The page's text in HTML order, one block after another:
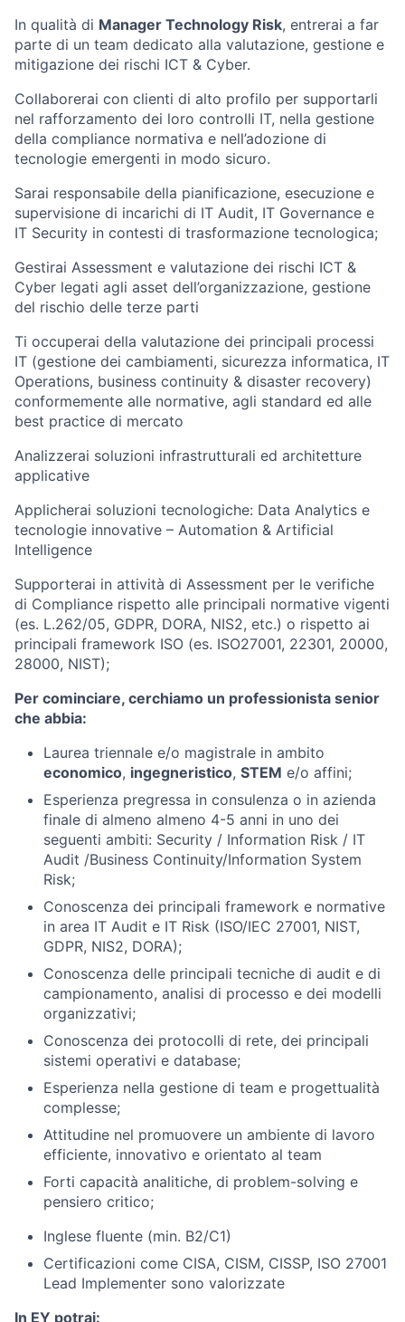
In qualità di Manager Technology Risk, entrerai a far
parte di un team dedicato alla valutazione, gestione e
mitigazione dei rischi ICT & Cyber.
Collaborerai con clienti di alto profilo per supportarli
nel rafforzamento dei loro controlli IT, nella gestione
della compliance normativa e nell’adozione di
tecnologie emergenti in modo sicuro.
Sarai responsabile della pianificazione, esecuzione e
supervisione di incarichi di IT Audit, IT Governance e
IT Security in contesti di trasformazione tecnologica;
Gestirai Assessment e valutazione dei rischi ICT &
Cyber legati agli asset dell’organizzazione, gestione
del rischio delle terze parti
Ti occuperai della valutazione dei principali processi
IT (gestione dei cambiamenti, sicurezza informatica, IT
Operations, business continuity & disaster recovery)
conformemente alle normative, agli standard ed alle
best practice di mercato
Analizzerai soluzioni infrastrutturali ed architetture
applicative
Applicherai soluzioni tecnologiche: Data Analytics e
tecnologie innovative – Automation & Artificial
Intelligence
Supporterai in attività di Assessment per le verifiche
di Compliance rispetto alle principali normative vigenti
(es. L.262/05, GDPR, DORA, NIS2, etc.) o rispetto ai
principali framework ISO (es. ISO27001, 22301, 20000,
28000, NIST);
Per cominciare, cerchiamo un professionista senior
che abbia:
Laurea triennale e/o magistrale in ambito
economico, ingegneristico, STEM e/o affini;
Esperienza pregressa in consulenza o in azienda
finale di almeno almeno 4-5 anni in uno dei
seguenti ambiti: Security / Information Risk / IT
Audit /Business Continuity/Information System
Risk;
Conoscenza dei principali framework e normative
in area IT Audit e IT Risk (ISO/IEC 27001, NIST,
GDPR, NIS2, DORA);
Conoscenza delle principali tecniche di audit e di
campionamento, analisi di processo e dei modelli
organizzativi;
Conoscenza dei protocolli di rete, dei principali
sistemi operativi e database;
Esperienza nella gestione di team e progettualità
complesse;
Attitudine nel promuovere un ambiente di lavoro
efficiente, innovativo e orientato al team
Forti capacità analitiche, di problem-solving e
pensiero critico;
Inglese fluente (min. B2/C1)
Certificazioni come CISA, CISM, CISSP, ISO 27001
Lead Implementer sono valorizzate
In EY potrai: